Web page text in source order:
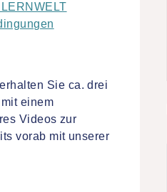
Sie ca. drei
einem
Videos zur
vorab mit unserer